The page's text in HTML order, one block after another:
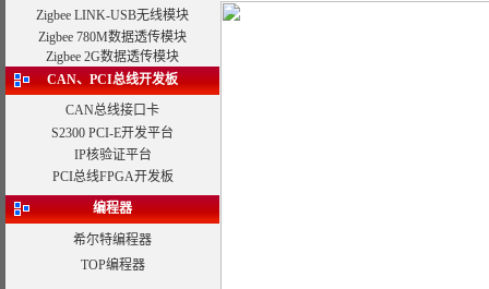
Zigbee LINK-USB无线模块
Zigbee 780M数据透传模块
Zigbee 2G数据透传模块
CAN、PCI总线开发板
CAN总线接口卡
S2300 PCI-E开发平台
IP核验证平台
PCI总线FPGA开发板
编程器
希尔特编程器
TOP编程器